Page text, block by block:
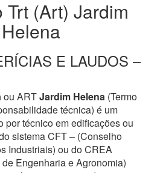
Trt (Art) Jardim
Helena
E LAUDOS –
ou ARTJardim Helena (Termo
técnica) é um
por técnico em edificações ou
sistema CFT – (Conselho
Industriais) ou do CREA
Engenharia e Agronomia)